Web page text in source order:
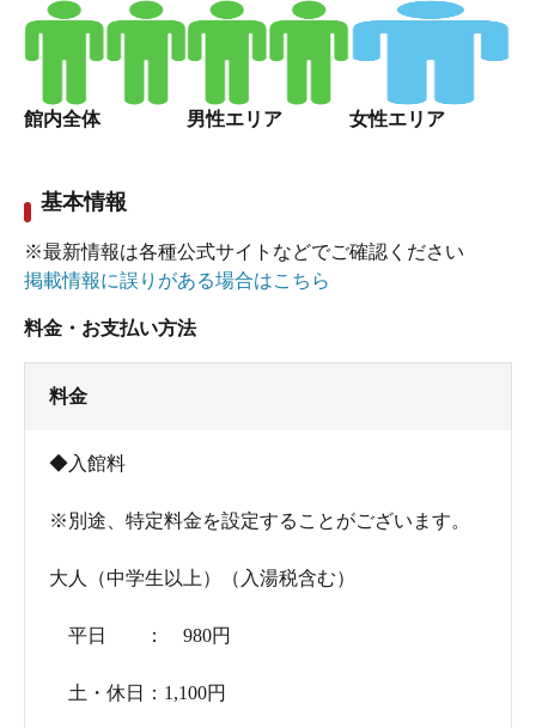
夏は風鈴が吊るされます。涼しげですね。
楽蒸洞（らくじゅどう）でじっくりデトックス！
てデトックスにいそしみたいと思います。楽蒸洞は2階。
す。
脱衣所ののれん。
館内全体 男性エリア 女性エリア
基本情報
※最新情報は各種公式サイトなどでご確認ください
掲載情報に誤りがある場合はこちら
料金・お支払い方法
料金
◆入館料
※別途、特定料金を設定することがございます。
大人（中学生以上）（入湯税含む）
平日 ： 980円
土・休日：1,100円